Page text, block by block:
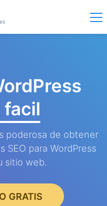
facil
poderosa de obtener
SEO para WordPress
sitio web.
GRATIS